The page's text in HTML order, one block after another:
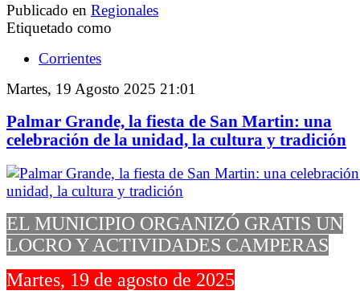
Publicado en Regionales
Etiquetado como
Corrientes
Martes, 19 Agosto 2025 21:01
Palmar Grande, la fiesta de San Martin: una
celebración de la unidad, la cultura y tradición
EL MUNICIPIO ORGANIZÓ GRATIS UN
LOCRO Y ACTIVIDADES CAMPERAS
Martes, 19 de agosto de 2025